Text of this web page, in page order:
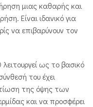
μιας καθαρής και
Είναι ιδανικό για
να επιβαρύνουν τον
ως το βασικό
του έχει
της όψης των
και να προσφέρει